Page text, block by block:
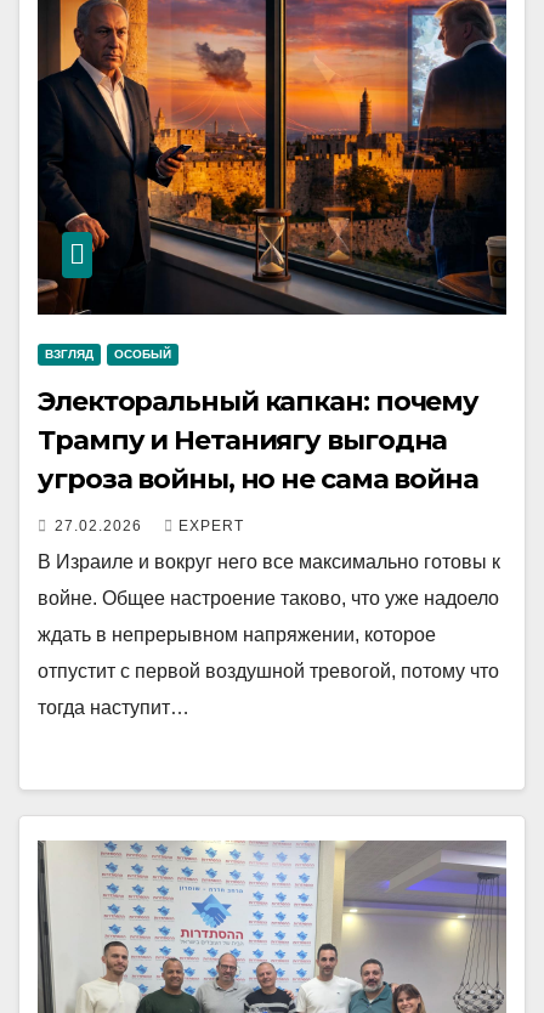
ВЗГЛЯД ОСОБЫЙ
Электоральный капкан: почему
Трампу и Нетаниягу выгодна
угроза войны, но не сама война
27.02.2026 EXPERT
В Израиле и вокруг него все максимально готовы к
войне. Общее настроение таково, что уже надоело
ждать в непрерывном напряжении, которое
отпустит с первой воздушной тревогой, потому что
тогда наступит…